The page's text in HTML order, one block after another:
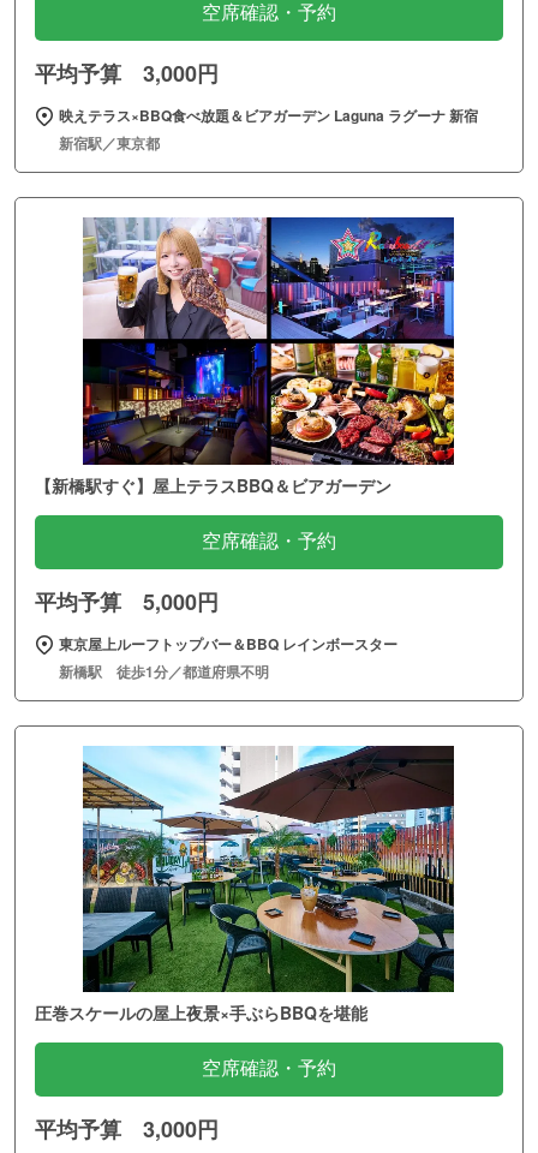
空席確認・予約
平均予算 3,000円
映えテラス×BBQ食べ放題＆ビアガーデン Laguna ラグーナ 新宿
新宿駅／東京都
【新橋駅すぐ】屋上テラスBBQ＆ビアガーデン
空席確認・予約
平均予算 5,000円
東京屋上ルーフトップバー＆BBQ レインボースター
新橋駅 徒歩1分／都道府県不明
圧巻スケールの屋上夜景×手ぶらBBQを堪能
空席確認・予約
平均予算 3,000円